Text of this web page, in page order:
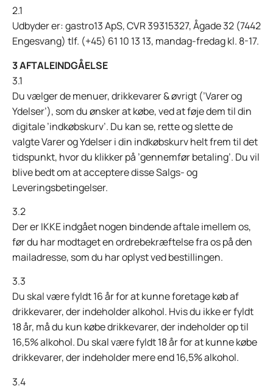
2.1
Udbyder er: gastro13 ApS, CVR 39315327, Ågade 32 (7442
Engesvang) tlf. (+45) 61 10 13 13, mandag-fredag kl. 8-17.
3 AFTALEINDGÅELSE
3.1
Du vælger de menuer, drikkevarer & øvrigt (’Varer og
Ydelser’), som du ønsker at købe, ved at føje dem til din
digitale ’indkøbskurv’. Du kan se, rette og slette de
valgte Varer og Ydelser i din indkøbskurv helt frem til det
tidspunkt, hvor du klikker på ’gennemfør betaling’. Du vil
blive bedt om at acceptere disse Salgs- og
Leveringsbetingelser.
3.2
Der er IKKE indgået nogen bindende aftale imellem os,
før du har modtaget en ordrebekræftelse fra os på den
mailadresse, som du har oplyst ved bestillingen.
3.3
Du skal være fyldt 16 år for at kunne foretage køb af
drikkevarer, der indeholder alkohol. Hvis du ikke er fyldt
18 år, må du kun købe drikkevarer, der indeholder op til
16,5% alkohol. Du skal være fyldt 18 år for at kunne købe
drikkevarer, der indeholder mere end 16,5% alkohol.
3.4